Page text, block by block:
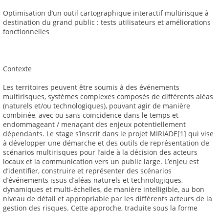
Optimisation d’un outil cartographique interactif multirisque à
destination du grand public : tests utilisateurs et améliorations
fonctionnelles
Contexte
Les territoires peuvent être soumis à des événements
multirisques, systèmes complexes composés de différents aléas
(naturels et/ou technologiques), pouvant agir de manière
combinée, avec ou sans coïncidence dans le temps et
endommageant / menaçant des enjeux potentiellement
dépendants. Le stage s’inscrit dans le projet MIRIADE[1] qui vise
à développer une démarche et des outils de représentation de
scénarios multirisques pour l’aide à la décision des acteurs
locaux et la communication vers un public large. L’enjeu est
d’identifier, construire et représenter des scénarios
d’événements issus d’aléas naturels et technologiques,
dynamiques et multi-échelles, de manière intelligible, au bon
niveau de détail et appropriable par les différents acteurs de la
gestion des risques. Cette approche, traduite sous la forme